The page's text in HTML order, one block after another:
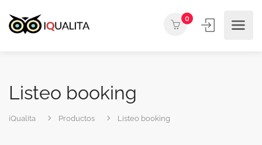
0
Listeo booking
iQualita Productos Listeo booking